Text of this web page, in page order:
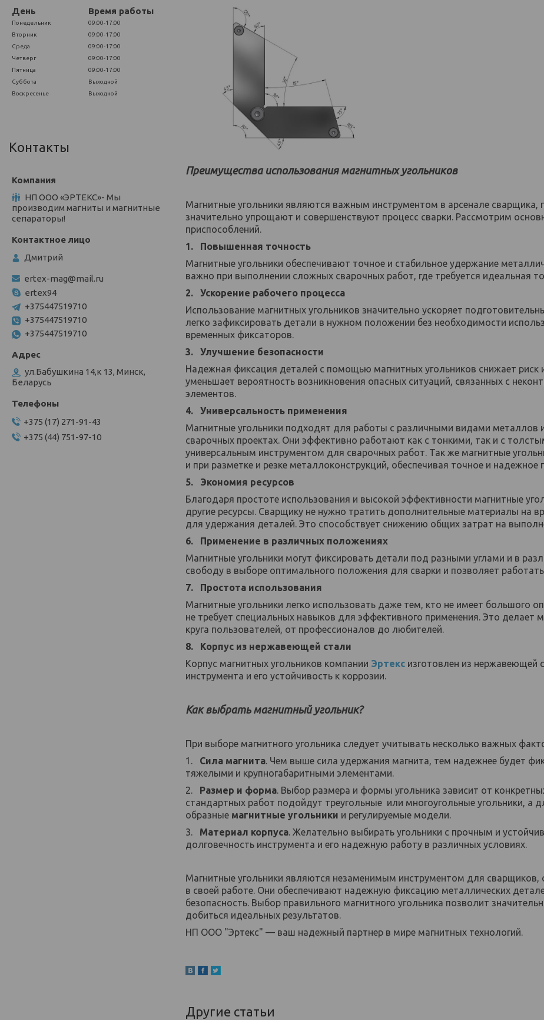
Преимущества использования магнитных угольников
Магнитные угольники являются важным инструментом в арсенале
значительно упрощают и совершенствуют процесс сварки. Рассмотрим
приспособлений.
1. Повышенная точность
Магнитные угольники обеспечивают точное и стабильное удержание
важно при выполнении сложных сварочных работ, где требуется идеальная
2. Ускорение рабочего процесса
Использование магнитных угольников значительно ускоряет
легко зафиксировать детали в нужном положении без необходимости
временных фиксаторов.
3. Улучшение безопасности
Надежная фиксация деталей с помощью магнитных угольников снижает риск
уменьшает вероятность возникновения опасных ситуаций, связанных с
элементов.
4. Универсальность применения
Магнитные угольники подходят для работы с различными видами металлов
сварочных проектах. Они эффективно работают как с тонкими, так и с
универсальным инструментом для сварочных работ. Так же магнитные
и при разметке и резке металлоконструкций, обеспечивая точное и надежное
5. Экономия ресурсов
Благодаря простоте использования и высокой эффективности магнитные
другие ресурсы. Сварщику не нужно тратить дополнительные материалы на
для удержания деталей. Это способствует снижению общих затрат на
6. Применение в различных положениях
Магнитные угольники могут фиксировать детали под разными углами и в
свободу в выборе оптимального положения для сварки и позволяет
7. Простота использования
Магнитные угольники легко использовать даже тем, кто не имеет большого
не требует специальных навыков для эффективного применения. Это делает
круга пользователей, от профессионалов до любителей.
8. Корпус из нержавеющей стали
Корпус магнитных угольников компании Эртекс изготовлен из нержавеющей
инструмента и его устойчивость к коррозии.
Как выбрать магнитный угольник?
При выборе магнитного угольника следует учитывать несколько важных
1. Сила магнита . Чем выше сила удержания магнита, тем надежнее будет
тяжелыми и крупногабаритными элементами.
2. Размер и форма . Выбор размера и формы угольника зависит от
стандартных работ подойдут треугольные или многоугольные угольники, а
образные магнитные угольники и регулируемые модели.
3. Материал корпуса . Желательно выбирать угольники с прочным и
долговечность инструмента и его надежную работу в различных условиях.
Магнитные угольники являются незаменимым инструментом для
в своей работе. Они обеспечивают надежную фиксацию металлических
безопасность. Выбор правильного магнитного угольника позволит
добиться идеальных результатов.
НП ООО "Эртекс" — ваш надежный партнер в мире магнитных технологий.
Другие статьи
День
Время работы
Понедельник
09:00-17:00
Вторник
09:00-17:00
Среда
09:00-17:00
Четверг
09:00-17:00
Пятница
09:00-17:00
Суббота
Выходной
Воскресенье
Выходной
Контакты
НП ООО «ЭРТЕКС»- Мы
производим магниты и магнитные
сепараторы!
Дмитрий
ertex-mag@mail.ru
ertex94
+375447519710
+375447519710
+375447519710
ул.Бабушкина 14,к 13, Минск,
Беларусь
+375 (17) 271-91-43
+375 (44) 751-97-10